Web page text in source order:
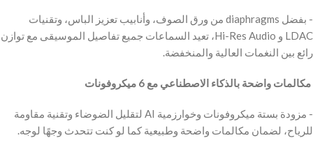
‫- بفضل diaphragms من ورق الصوف، وأنابيب تعزيز الباس، وتقنيات
LDAC و Hi-Res Audio، تعيد السماعات جميع تفاصيل الموسيقى مع توازن
رائع بين النغمات العالية والمنخفضة.
‫ مكالمات واضحة بالذكاء الاصطناعي مع 6 ميكروفونات
‫- مزودة بستة ميكروفونات وخوارزمية AI لتقليل الضوضاء وتقنية مقاومة
للرياح، لضمان مكالمات واضحة وطبيعية كما لو كنت تتحدث وجهًا لوجه.